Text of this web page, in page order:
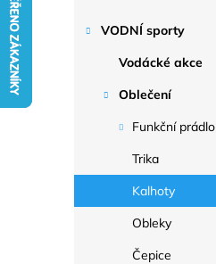
e
VODNÍ sporty
Vodácké akce
Oblečení
Funkční prádlo
Trika
Kalhoty
Obleky
Čepice